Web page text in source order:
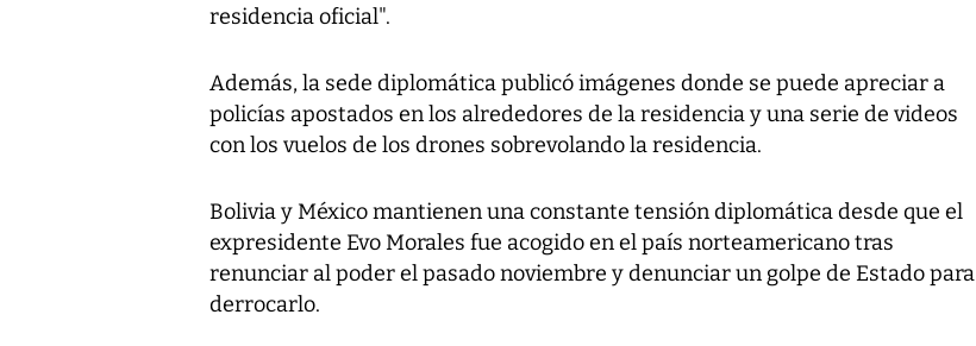
residencia oficial".
Además, la sede diplomática publicó imágenes donde se puede apreciar a
policías apostados en los alrededores de la residencia y una serie de videos
con los vuelos de los drones sobrevolando la residencia.
Bolivia y México mantienen una constante tensión diplomática desde que el
expresidente Evo Morales fue acogido en el país norteamericano tras
renunciar al poder el pasado noviembre y denunciar un golpe de Estado para
derrocarlo.